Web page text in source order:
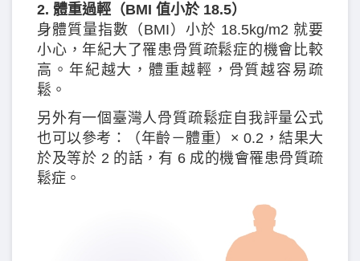
2. 體重過輕（BMI 值小於 18.5）
身體質量指數（BMI）小於 18.5kg/m2 就要
小心，年紀大了罹患骨質疏鬆症的機會比較
高。年紀越大，體重越輕，骨質越容易疏
鬆。
另外有一個臺灣人骨質疏鬆症自我評量公式
也可以參考：（年齡－體重）× 0.2，結果大
於及等於 2 的話，有 6 成的機會罹患骨質疏
鬆症。